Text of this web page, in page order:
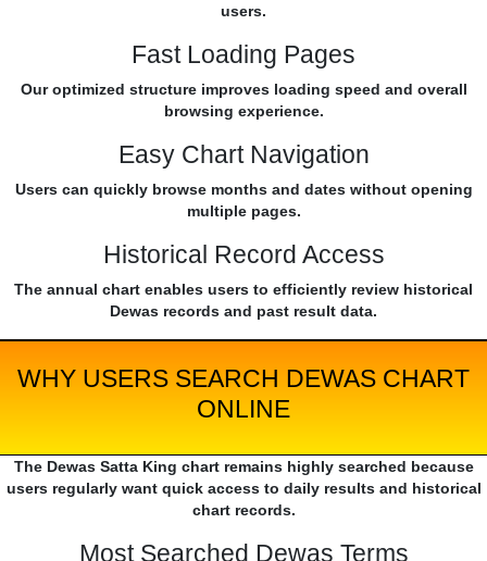
users.
Fast Loading Pages
Our optimized structure improves loading speed and overall
browsing experience.
Easy Chart Navigation
Users can quickly browse months and dates without opening
multiple pages.
Historical Record Access
The annual chart enables users to efficiently review historical
Dewas records and past result data.
WHY USERS SEARCH DEWAS CHART
ONLINE
The Dewas Satta King chart remains highly searched because
users regularly want quick access to daily results and historical
chart records.
Most Searched Dewas Terms